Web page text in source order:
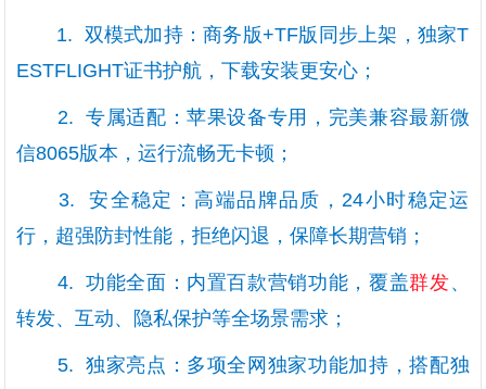
1. 双模式加持：商务版+TF版同步上架，独家T
ESTFLIGHT证书护航，下载安装更安心；
2. 专属适配：苹果设备专用，完美兼容最新微
信8065版本，运行流畅无卡顿；
3. 安全稳定：高端品牌品质，24小时稳定运
行，超强防封性能，拒绝闪退，保障长期营销；
4. 功能全面：内置百款营销功能，覆盖群发、
转发、互动、隐私保护等全场景需求；
5. 独家亮点：多项全网独家功能加持，搭配独